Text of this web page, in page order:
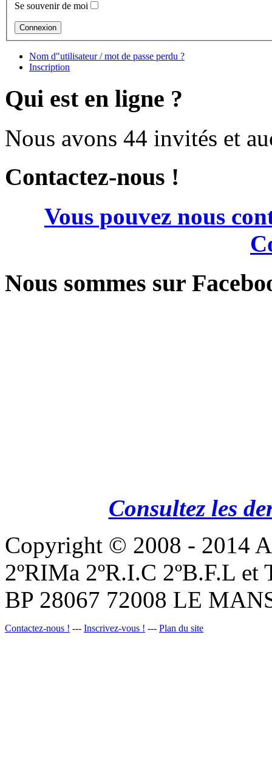
Se souvenir de moi
Nom d"utilisateur / mot de passe perdu ?
Inscription
Qui est en ligne ?
Nous avons 44 invités et
Contactez-nous !
Vous pouvez nous
Nous sommes sur
Consultez les
Copyright © 2008 - 2014
2ºRIMa 2ºR.I.C 2ºB.F.L
BP 28067 72008 LE
Contactez-nous ! --- Inscrivez-vous ! --- Plan du site